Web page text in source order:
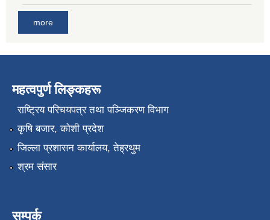
more
महत्वपुर्ण लिङ्कहरू
राष्‍ट्रिय परिचयपत्र तथा पञ्जिकरण विभाग
कृषि बजार, कोशी प्रदेश
जिल्ला प्रशासन कार्यालय, तेह्रथुम
श्रम संसार
सम्पर्क